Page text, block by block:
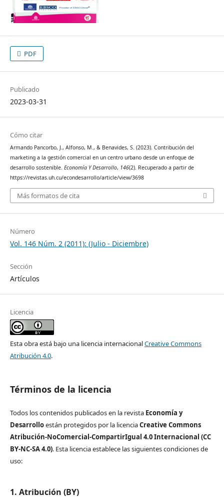
PDF
Publicado
2023-03-31
Cómo citar
Armando Pancorbo, J., Alfonso, M., & Benavides, S. (2023). Contribución del
marketing a la gestión comercial en un centro urbano desde un enfoque de
desarrollo sostenible. Economía Y Desarrollo, 146(2). Recuperado a partir de
https://revistas.uh.cu/econdesarrollo/article/view/3698
Más formatos de cita
Número
Vol. 146 Núm. 2 (2011): (Julio - Diciembre)
Sección
Artículos
Licencia
Esta obra está bajo una licencia internacionalCreative Commons
Atribución 4.0.
Términos de la licencia
Todos los contenidos publicados en la revista Economía y
Desarrolloestán protegidos por la licenciaCreative Commons
Atribución-NoComercial-CompartirIgual 4.0 Internacional (CC
BY-NC-SA 4.0). Esta licencia establece las siguientes condiciones de
uso:
1. Atribución (BY)